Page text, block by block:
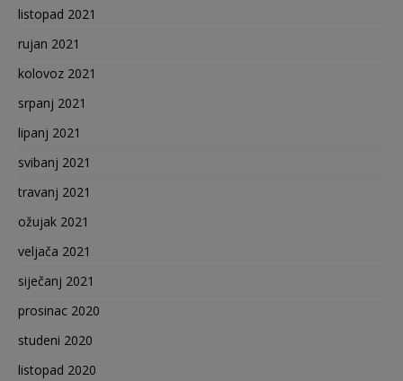
listopad 2021
rujan 2021
kolovoz 2021
srpanj 2021
lipanj 2021
svibanj 2021
travanj 2021
ožujak 2021
veljača 2021
siječanj 2021
prosinac 2020
studeni 2020
listopad 2020